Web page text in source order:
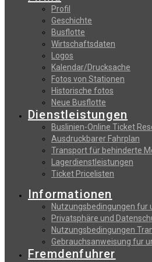
Profil
Geschichte
Busflotte
Wirtschaftsdaten
Logos
Kalendar/Drucksache
Fotos von Stationen
Historische fotos
Neue Busflotte
Dienstleistungen
Buslinien-Online Ticket
Αusdruckbarer Fahrplan
Transport für behinderte
Lagerdienstleistungen
Ticket Pricelisten
Informationen
Nutzungsbedingungen fur
Privatsphäre und
Nutzungsbedingungen
Gebrauchsanweisung fur
Fremdenfuhrer